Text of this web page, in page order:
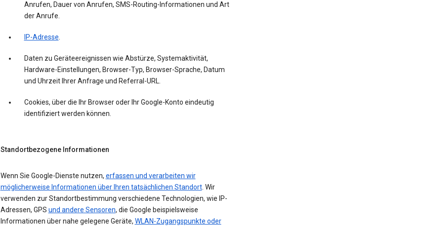
Anrufen, Dauer von Anrufen, SMS-Routing-Informationen und Art
der Anrufe.
IP-Adresse.
Daten zu Geräteereignissen wie Abstürze, Systemaktivität,
Hardware-Einstellungen, Browser-Typ, Browser-Sprache, Datum
und Uhrzeit Ihrer Anfrage und Referral-URL.
Cookies, über die Ihr Browser oder Ihr Google-Konto eindeutig
identifiziert werden können.
Standortbezogene Informationen
Wenn Sie Google-Dienste nutzen, erfassen und verarbeiten wir
möglicherweise Informationen über Ihren tatsächlichen Standort. Wir
verwenden zur Standortbestimmung verschiedene Technologien, wie IP-
Adressen, GPS und andere Sensoren, die Google beispielsweise
Informationen über nahe gelegene Geräte, WLAN-Zugangspunkte oder